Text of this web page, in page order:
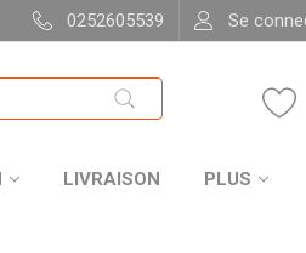
0252605539 Se
LIVRAISON PLUS